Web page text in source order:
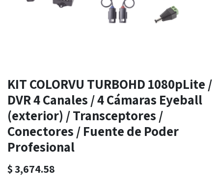
KIT COLORVU TURBOHD 1080pLite /
DVR 4 Canales / 4 Cámaras Eyeball
(exterior) / Transceptores /
Conectores / Fuente de Poder
Profesional
$3,674.58